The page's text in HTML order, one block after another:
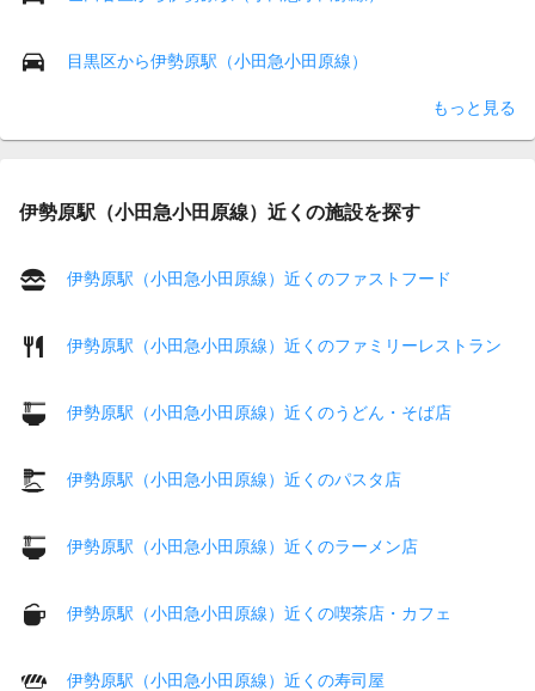
目黒区から伊勢原駅（小田急小田原線）
もっと見る
伊勢原駅（小田急小田原線）近くの施設を探す
伊勢原駅（小田急小田原線）近くのファストフード
伊勢原駅（小田急小田原線）近くのファミリーレストラン
伊勢原駅（小田急小田原線）近くのうどん・そば店
伊勢原駅（小田急小田原線）近くのパスタ店
伊勢原駅（小田急小田原線）近くのラーメン店
伊勢原駅（小田急小田原線）近くの喫茶店・カフェ
伊勢原駅（小田急小田原線）近くの寿司屋